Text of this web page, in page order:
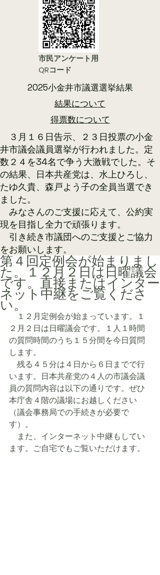
市民アンケート用
QRコード
2025小金井市議選選挙結果
結果について
​得票数について
​ ３月１６日告示、２３日投票の小金
井市議会議員選挙が行われました。定
数２４を34名で争う大激戦でした。そ
の結果、日本共産党は、水上ひろし、
たゆ久貴、森戸よう子の全員当選でき
ました。
みなさんのご支援に応えて、公約実
現を目指し全力で頑張ります。
​ 引き続き市議団へのご支援とご協力
をお願いします。​
第４回定例会が始まりまし
た。１２月２日は日曜議会
です。直接またはインター
ネット中継をご覧くださ
い。
１２月定例会が始まっています。１
２月２日は日曜議会です。１人１時間
の質問時間のうち１５分間を今日質問
します。
残る４５分は４日から６日までで行
います。日本共産党の４人の市議会議
員の質問内容は以下の通りです。ぜひ
本庁舎４階の議場にお越しください
（議会事務局での手続きが必要で
す）。
また、インターネット中継もしてい
ます。ご自宅でもご覧いただけます。